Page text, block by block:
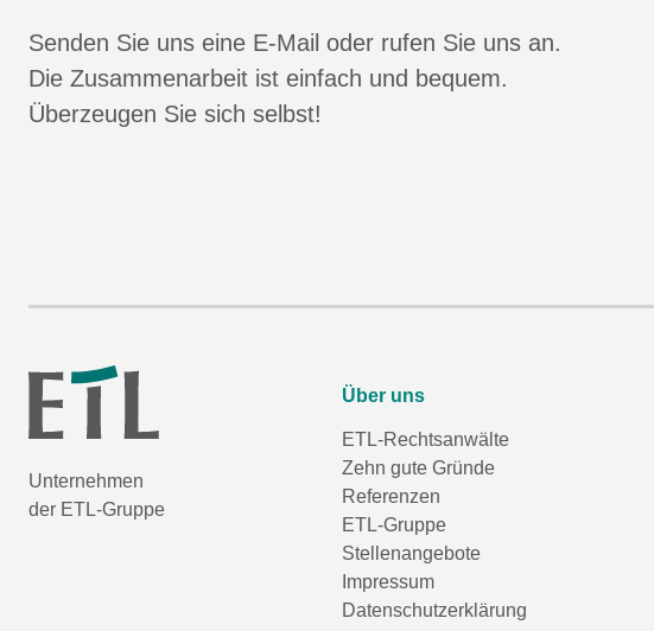
Senden Sie uns eine E-Mail oder rufen Sie uns an.
Die Zusammenarbeit ist einfach und bequem.
Überzeugen Sie sich selbst!
Unternehmen
der ETL-Gruppe
Über uns
ETL-Rechtsanwälte
Zehn gute Gründe
Referenzen
ETL-Gruppe
Stellenangebote
Impressum
Datenschutzerklärung